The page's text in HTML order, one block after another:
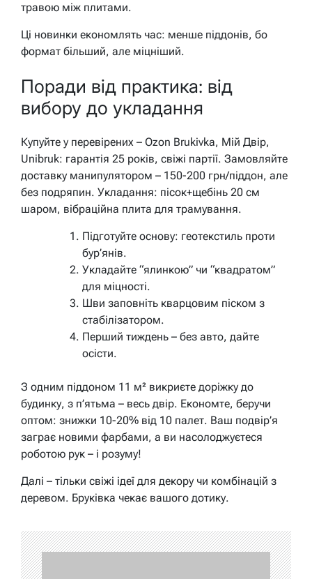
травою між плитами.
Ці новинки економлять час: менше піддонів, бо
формат більший, але міцніший.
Поради від практика: від
вибору до укладання
Купуйте у перевірених – Ozon Brukivka, Мій Двір,
Unibruk: гарантія 25 років, свіжі партії. Замовляйте
доставку манипулятором – 150-200 грн/піддон, але
без подряпин. Укладання: пісок+щебінь 20 см
шаром, вібраційна плита для трамування.
Підготуйте основу: геотекстиль проти
бур’янів.
Укладайте “ялинкою” чи “квадратом”
для міцності.
Шви заповніть кварцовим піском з
стабілізатором.
Перший тиждень – без авто, дайте
осісти.
З одним піддоном 11 м² викриєте доріжку до
будинку, з п’ятьма – весь двір. Економте, беручи
оптом: знижки 10-20% від 10 палет. Ваш подвір’я
заграє новими фарбами, а ви насолоджуєтеся
роботою рук – і розуму!
Далі – тільки свіжі ідеї для декору чи комбінацій з
деревом. Бруківка чекає вашого дотику.